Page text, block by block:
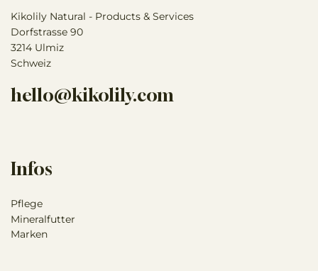
Kikolily Natural - Products & Services
Dorfstrasse 90
3214 Ulmiz
Schweiz
hello@kikolily.com
Infos
Pflege
Mineralfutter
Marken